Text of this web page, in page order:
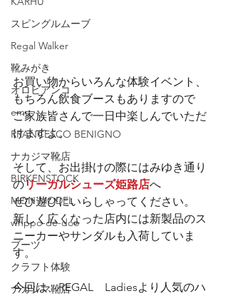
スピングルムーブ
Regal Walker
靴みがき
オロビアンコ
emu
RRANCESCO BENIGNO
ナカジマ靴店
BIRKENSTOCK
MON MODEL
whppo-de-doo
ブーツ
クラフト体験
ナカジマ靴店
お買い物からいろんな体験イベント、
もちろん飲食ブースもありますので
ご家族皆さんで一日中楽しんでいただ
けますよ。
そして、お出掛けの際にはみゆき通り
のリーガルシューズ姫路店へ
ぜひ遊びにいらしゃってください。
新しく広くなった店内には新製品のス
ニーカーやサンダルも入荷していま
す。
今回は、REGAL　Ladiesより人気のハ